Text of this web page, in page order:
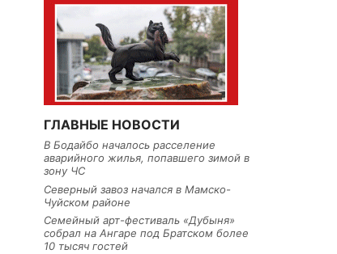
ГЛАВНЫЕ НОВОСТИ
В Бодайбо началось расселение
аварийного жилья, попавшего зимой в
зону ЧС
Северный завоз начался в Мамско-
Чуйском районе
Семейный арт-фестиваль «Дубыня»
собрал на Ангаре под Братском более
10 тысяч гостей